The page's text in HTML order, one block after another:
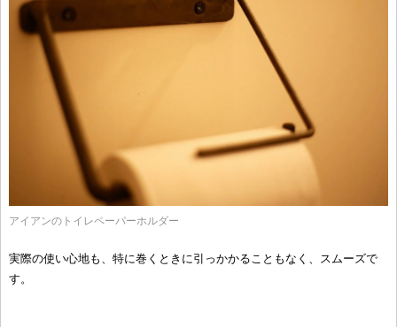
アイアンのトイレペーパーホルダー
実際の使い心地も、特に巻くときに引っかかることもなく、スムーズで
す。